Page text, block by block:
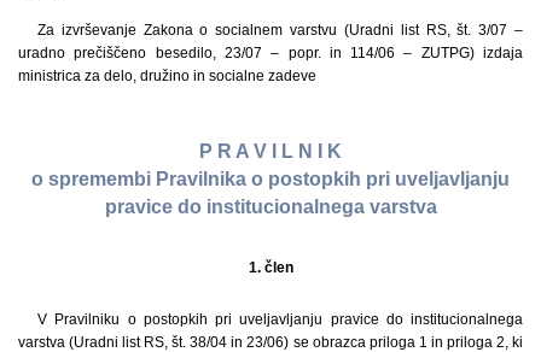
Za izvrševanje Zakona o socialnem varstvu (Uradni list RS, št. 3/07 –
uradno prečiščeno besedilo, 23/07 – popr. in 114/06 – ZUTPG) izdaja
ministrica za delo, družino in socialne zadeve
P R A V I L N I K
o spremembi Pravilnika o postopkih pri uveljavljanju
pravice do institucionalnega varstva
1. člen
V Pravilniku o postopkih pri uveljavljanju pravice do institucionalnega
varstva (Uradni list RS, št. 38/04 in 23/06) se obrazca priloga 1 in priloga 2, ki